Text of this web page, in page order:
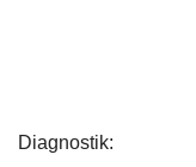
Diagnostik: